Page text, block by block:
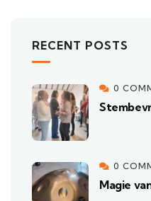
RECENT POSTS
0
0
Magie